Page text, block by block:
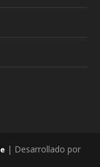
| Desarrollado por